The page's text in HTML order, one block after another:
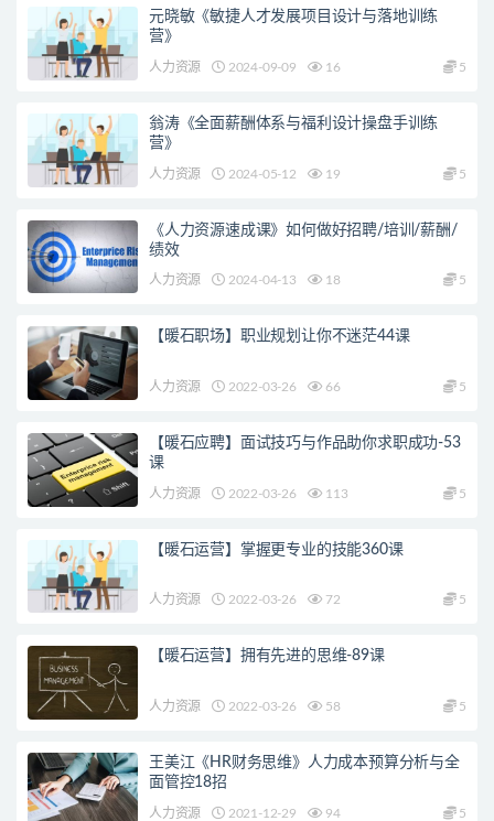
元晓敏《敏捷人才发展项目设计与落地训练
营》
人力资源 2024-09-09 16 5
翁涛《全面薪酬体系与福利设计操盘手训练
营》
人力资源 2024-05-12 19 5
《人力资源速成课》如何做好招聘/培训/薪酬/
绩效
人力资源 2024-04-13 18 5
【暖石职场】职业规划让你不迷茫44课
人力资源 2022-03-26 66 5
【暖石应聘】面试技巧与作品助你求职成功-53
课
人力资源 2022-03-26 113 5
【暖石运营】掌握更专业的技能360课
人力资源 2022-03-26 72 5
【暖石运营】拥有先进的思维-89课
人力资源 2022-03-26 58 5
王美江《HR财务思维》人力成本预算分析与全
面管控18招
人力资源 2021-12-29 94 5